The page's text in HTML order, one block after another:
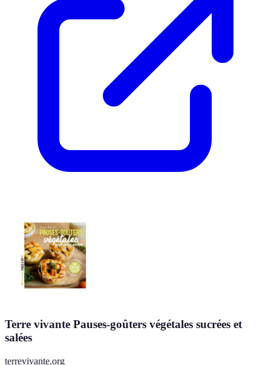
Terre vivante Pauses-goûters végétales sucrées et
salées
terrevivante.org